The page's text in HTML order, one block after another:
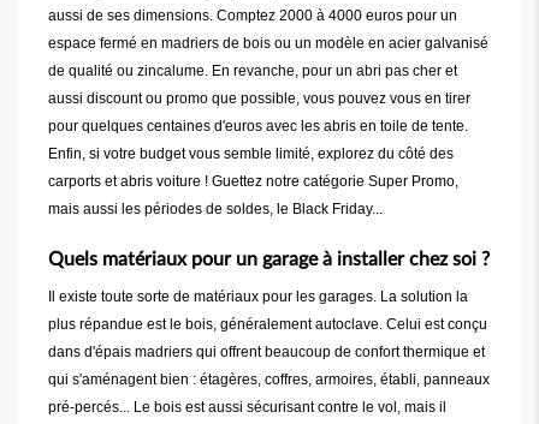
aussi de ses dimensions. Comptez 2000 à 4000 euros pour un
espace fermé en madriers de bois ou un modèle en acier galvanisé
de qualité ou zincalume. En revanche, pour un abri pas cher et
aussi discount ou promo que possible, vous pouvez vous en tirer
pour quelques centaines d'euros avec les abris en toile de tente.
Enfin, si votre budget vous semble limité, explorez du côté des
carports et abris voiture ! Guettez notre catégorie Super Promo,
mais aussi les périodes de soldes, le Black Friday...
Quels matériaux pour un garage à installer chez soi ?
Il existe toute sorte de matériaux pour les garages. La solution la
plus répandue est le bois, généralement autoclave. Celui est conçu
dans d'épais madriers qui offrent beaucoup de confort thermique et
qui s'aménagent bien : étagères, coffres, armoires, établi, panneaux
pré-percés... Le bois est aussi sécurisant contre le vol, mais il